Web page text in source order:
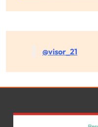
@visor_21